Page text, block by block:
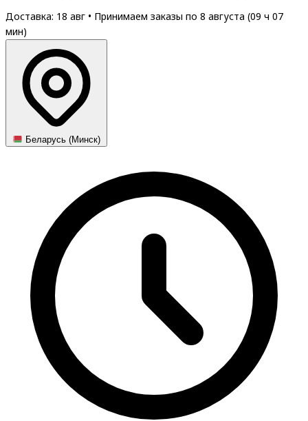
Доставка: 18 авг • Принимаем заказы по 8 августа (09 ч 07
мин)
Беларусь (Минск)